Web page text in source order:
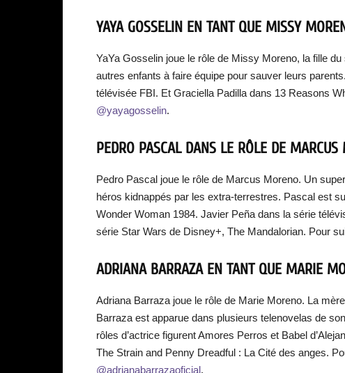
YAYA GOSSELIN EN TANT QUE MISSY
YaYa Gosselin joue le rôle de Missy Moreno, la fille
autres enfants à faire équipe pour sauver leurs
télévisée FBI. Et Graciella Padilla dans 13 Reasons
@yayagosselin.
PEDRO PASCAL DANS LE RÔLE DE MARCUS
Pedro Pascal joue le rôle de Marcus Moreno. Un
héros kidnappés par les extra-terrestres. Pascal est
Wonder Woman 1984. Javier Peña dans la série
série Star Wars de Disney+, The Mandalorian. Pour
ADRIANA BARRAZA EN TANT QUE MARIE
Adriana Barraza joue le rôle de Marie Moreno. La
Barraza est apparue dans plusieurs telenovelas de
rôles d’actrice figurent Amores Perros et Babel
The Strain and Penny Dreadful : La Cité des anges.
@adrianabarrazaoficial.